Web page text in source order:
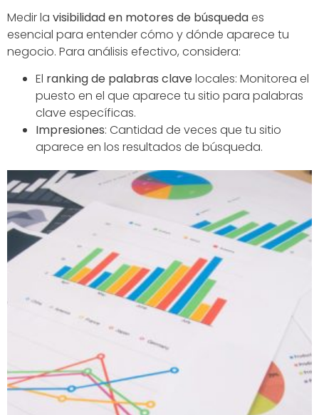
Medir la visibilidad en motores de búsquedaes
esencial para entender cómo y dónde aparece tu
negocio. Para análisis efectivo, considera:
El ranking de palabras clavelocales: Monitorea el
puesto en el que aparece tu sitio para palabras
clave específicas.
Impresiones: Cantidad de veces que tu sitio
aparece en los resultados de búsqueda.